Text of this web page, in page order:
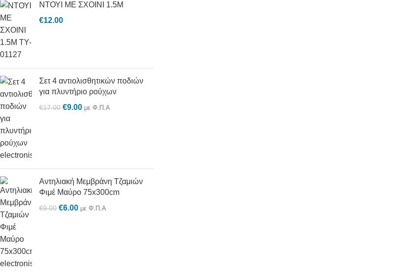
ΝΤΟΥΙ ΜΕ ΣΧΟΙΝΙ 1.5M
€12.00
Σετ 4 αντιολισθητικών ποδιών
για πλυντήριο ρούχων
€17.00 €9.00 με Φ.Π.Α
Αντηλιακή Μεμβράνη Τζαμιών
Φιμέ Μαύρο 75x300cm
€9.00 €6.00 με Φ.Π.Α